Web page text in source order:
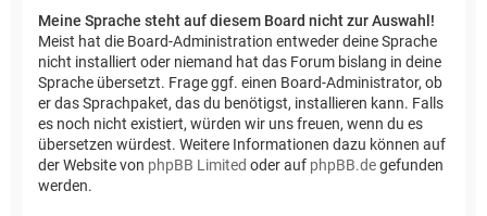
Meine Sprache steht auf diesem Board nicht zur Auswahl!
Meist hat die Board-Administration entweder deine Sprache
nicht installiert oder niemand hat das Forum bislang in deine
Sprache übersetzt. Frage ggf. einen Board-Administrator, ob
er das Sprachpaket, das du benötigst, installieren kann. Falls
es noch nicht existiert, würden wir uns freuen, wenn du es
übersetzen würdest. Weitere Informationen dazu können auf
der Website von phpBB Limited oder auf phpBB.degefunden
werden.